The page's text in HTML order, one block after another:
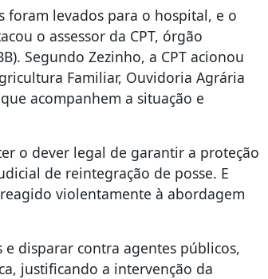
foram levados para o hospital, e o
o assessor da CPT, órgão
Segundo Zezinho, a CPT acionou
Familiar, Ouvidoria Agrária
acompanhem a situação e
o dever legal de garantir a proteção
de reintegração de posse. E
violentamente à abordagem
disparar contra agentes públicos,
justificando a intervenção da